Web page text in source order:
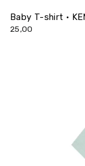
Baby T-shirt •
25,00